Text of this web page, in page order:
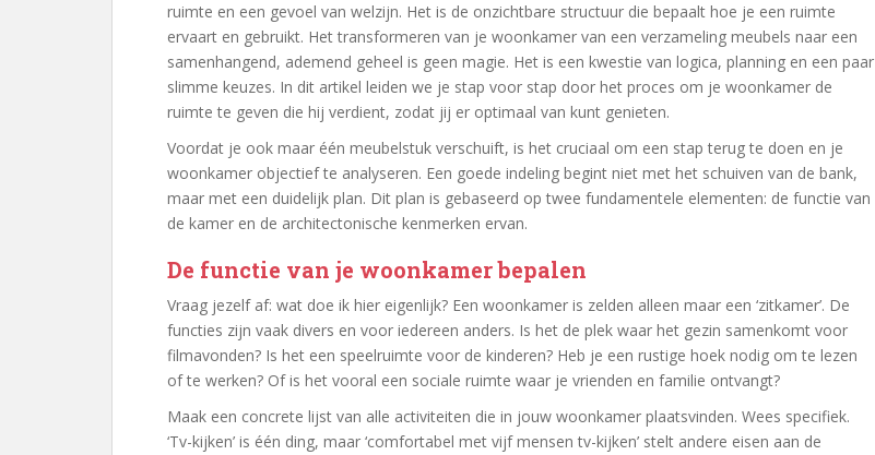
ruimte en een gevoel van welzijn. Het is de onzichtbare structuur die bepaalt hoe je een ruimte
ervaart en gebruikt. Het transformeren van je woonkamer van een verzameling meubels naar een
samenhangend, ademend geheel is geen magie. Het is een kwestie van logica, planning en een paar
slimme keuzes. In dit artikel leiden we je stap voor stap door het proces om je woonkamer de
ruimte te geven die hij verdient, zodat jij er optimaal van kunt genieten.
Voordat je ook maar één meubelstuk verschuift, is het cruciaal om een stap terug te doen en je
woonkamer objectief te analyseren. Een goede indeling begint niet met het schuiven van de bank,
maar met een duidelijk plan. Dit plan is gebaseerd op twee fundamentele elementen: de functie van
de kamer en de architectonische kenmerken ervan.
De functie van je woonkamer bepalen
Vraag jezelf af: wat doe ik hier eigenlijk? Een woonkamer is zelden alleen maar een ‘zitkamer’. De
functies zijn vaak divers en voor iedereen anders. Is het de plek waar het gezin samenkomt voor
filmavonden? Is het een speelruimte voor de kinderen? Heb je een rustige hoek nodig om te lezen
of te werken? Of is het vooral een sociale ruimte waar je vrienden en familie ontvangt?
Maak een concrete lijst van alle activiteiten die in jouw woonkamer plaatsvinden. Wees specifiek.
‘Tv-kijken’ is één ding, maar ‘comfortabel met vijf mensen tv-kijken’ stelt andere eisen aan de